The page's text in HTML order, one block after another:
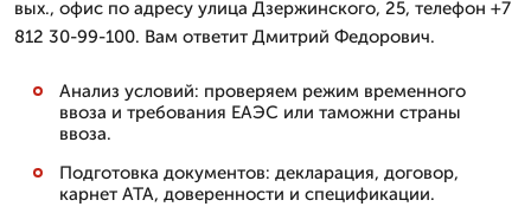
вых., офис по адресу улица Дзержинского, 25, телефон +7
812 30-99-100. Вам ответит Дмитpий Федорович.
Анализ условий: проверяем режим временного
ввоза и требования ЕАЭС или таможни страны
ввоза.
Подготовка документов: декларация, договор,
карнет АТА, доверенности и спецификации.